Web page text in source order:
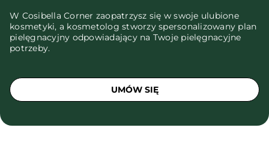
W Cosibella Corner zaopatrzysz się w swoje ulubione
kosmetyki, a kosmetolog stworzy spersonalizowany plan
pielęgnacyjny odpowiadający na Twoje pielęgnacyjne
potrzeby.
UMÓW SIĘ